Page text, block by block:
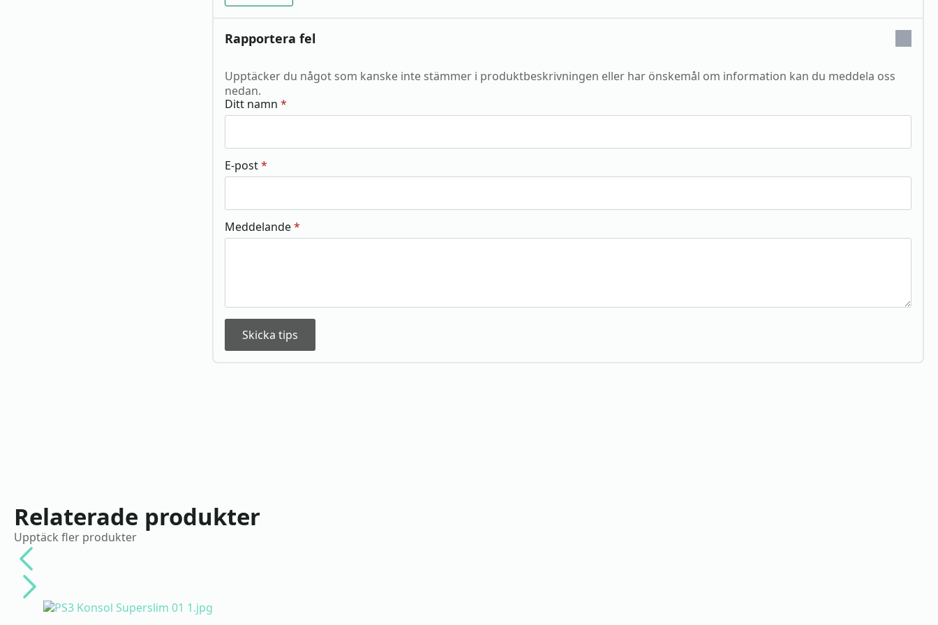
Rapportera fel
Upptäcker du något som kanske inte stämmer i produktbeskrivningen eller har önskemål om information kan du meddela oss
nedan.
Ditt namn *
E-post*
Meddelande*
Skicka tips
Relaterade produkter
Upptäck fler produkter